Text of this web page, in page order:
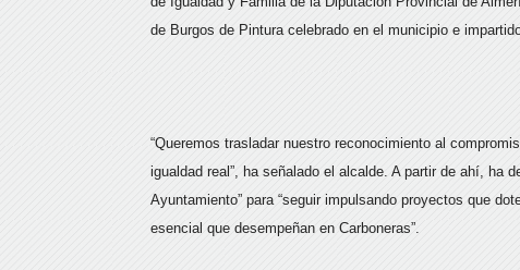
de Burgos de Pintura celebrado en el municipio e
“Queremos trasladar nuestro reconocimiento al
igualdad real”, ha señalado el alcalde. A partir de ahí, ha
Ayuntamiento” para “seguir impulsando proyectos que
esencial que desempeñan en Carboneras”.